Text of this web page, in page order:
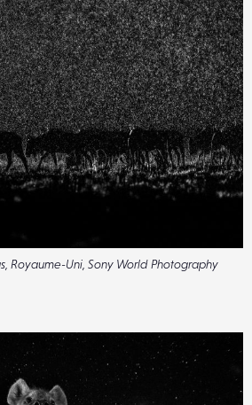
Royaume-Uni, Sony World Photography